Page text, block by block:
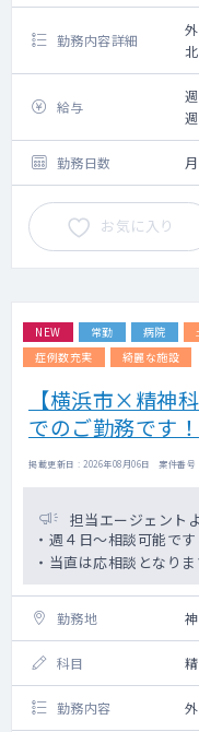
勤務内容詳細
給与
※
勤務日数
お気に入り
NEW 常勤 病院
症例数充実
綺麗な施設
【横浜市×精神
でのご勤務です！
掲載更新日 : 2026年08月06日 案件番号
担当エージェント
・週４日～相談可能です
・当直は応相談となり
勤務地
科目
勤務内容